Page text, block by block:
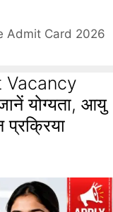
Admit Card 2026
Vacancy
योग्यता, आयु